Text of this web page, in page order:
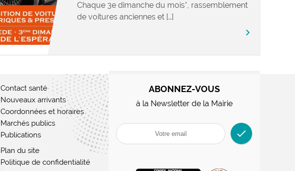
Chaque 3e dimanche du mois*, rassemblement
de voitures anciennes et […]
keyboard_arrow_right
Contact santé
Nouveaux arrivants
Coordonnées et horaires
Marchés publics
Publications
Plan du site
Politique de confidentialité
ABONNEZ-VOUS
à la Newsletter de la Mairie
check